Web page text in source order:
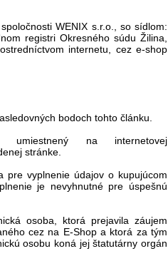
WENIX s.r.o., so sídlom:
registri Okresného súdu Žilina,
internetu, cez e-shop
bodoch tohto článku.
na internetovej
stránke.
pre vyplnenie údajov o kupujúcom
je nevyhnutné pre úspešnú
osoba, ktorá prejavila záujem
cez na E-Shop a ktorá za tým
osobu koná jej štatutárny orgán